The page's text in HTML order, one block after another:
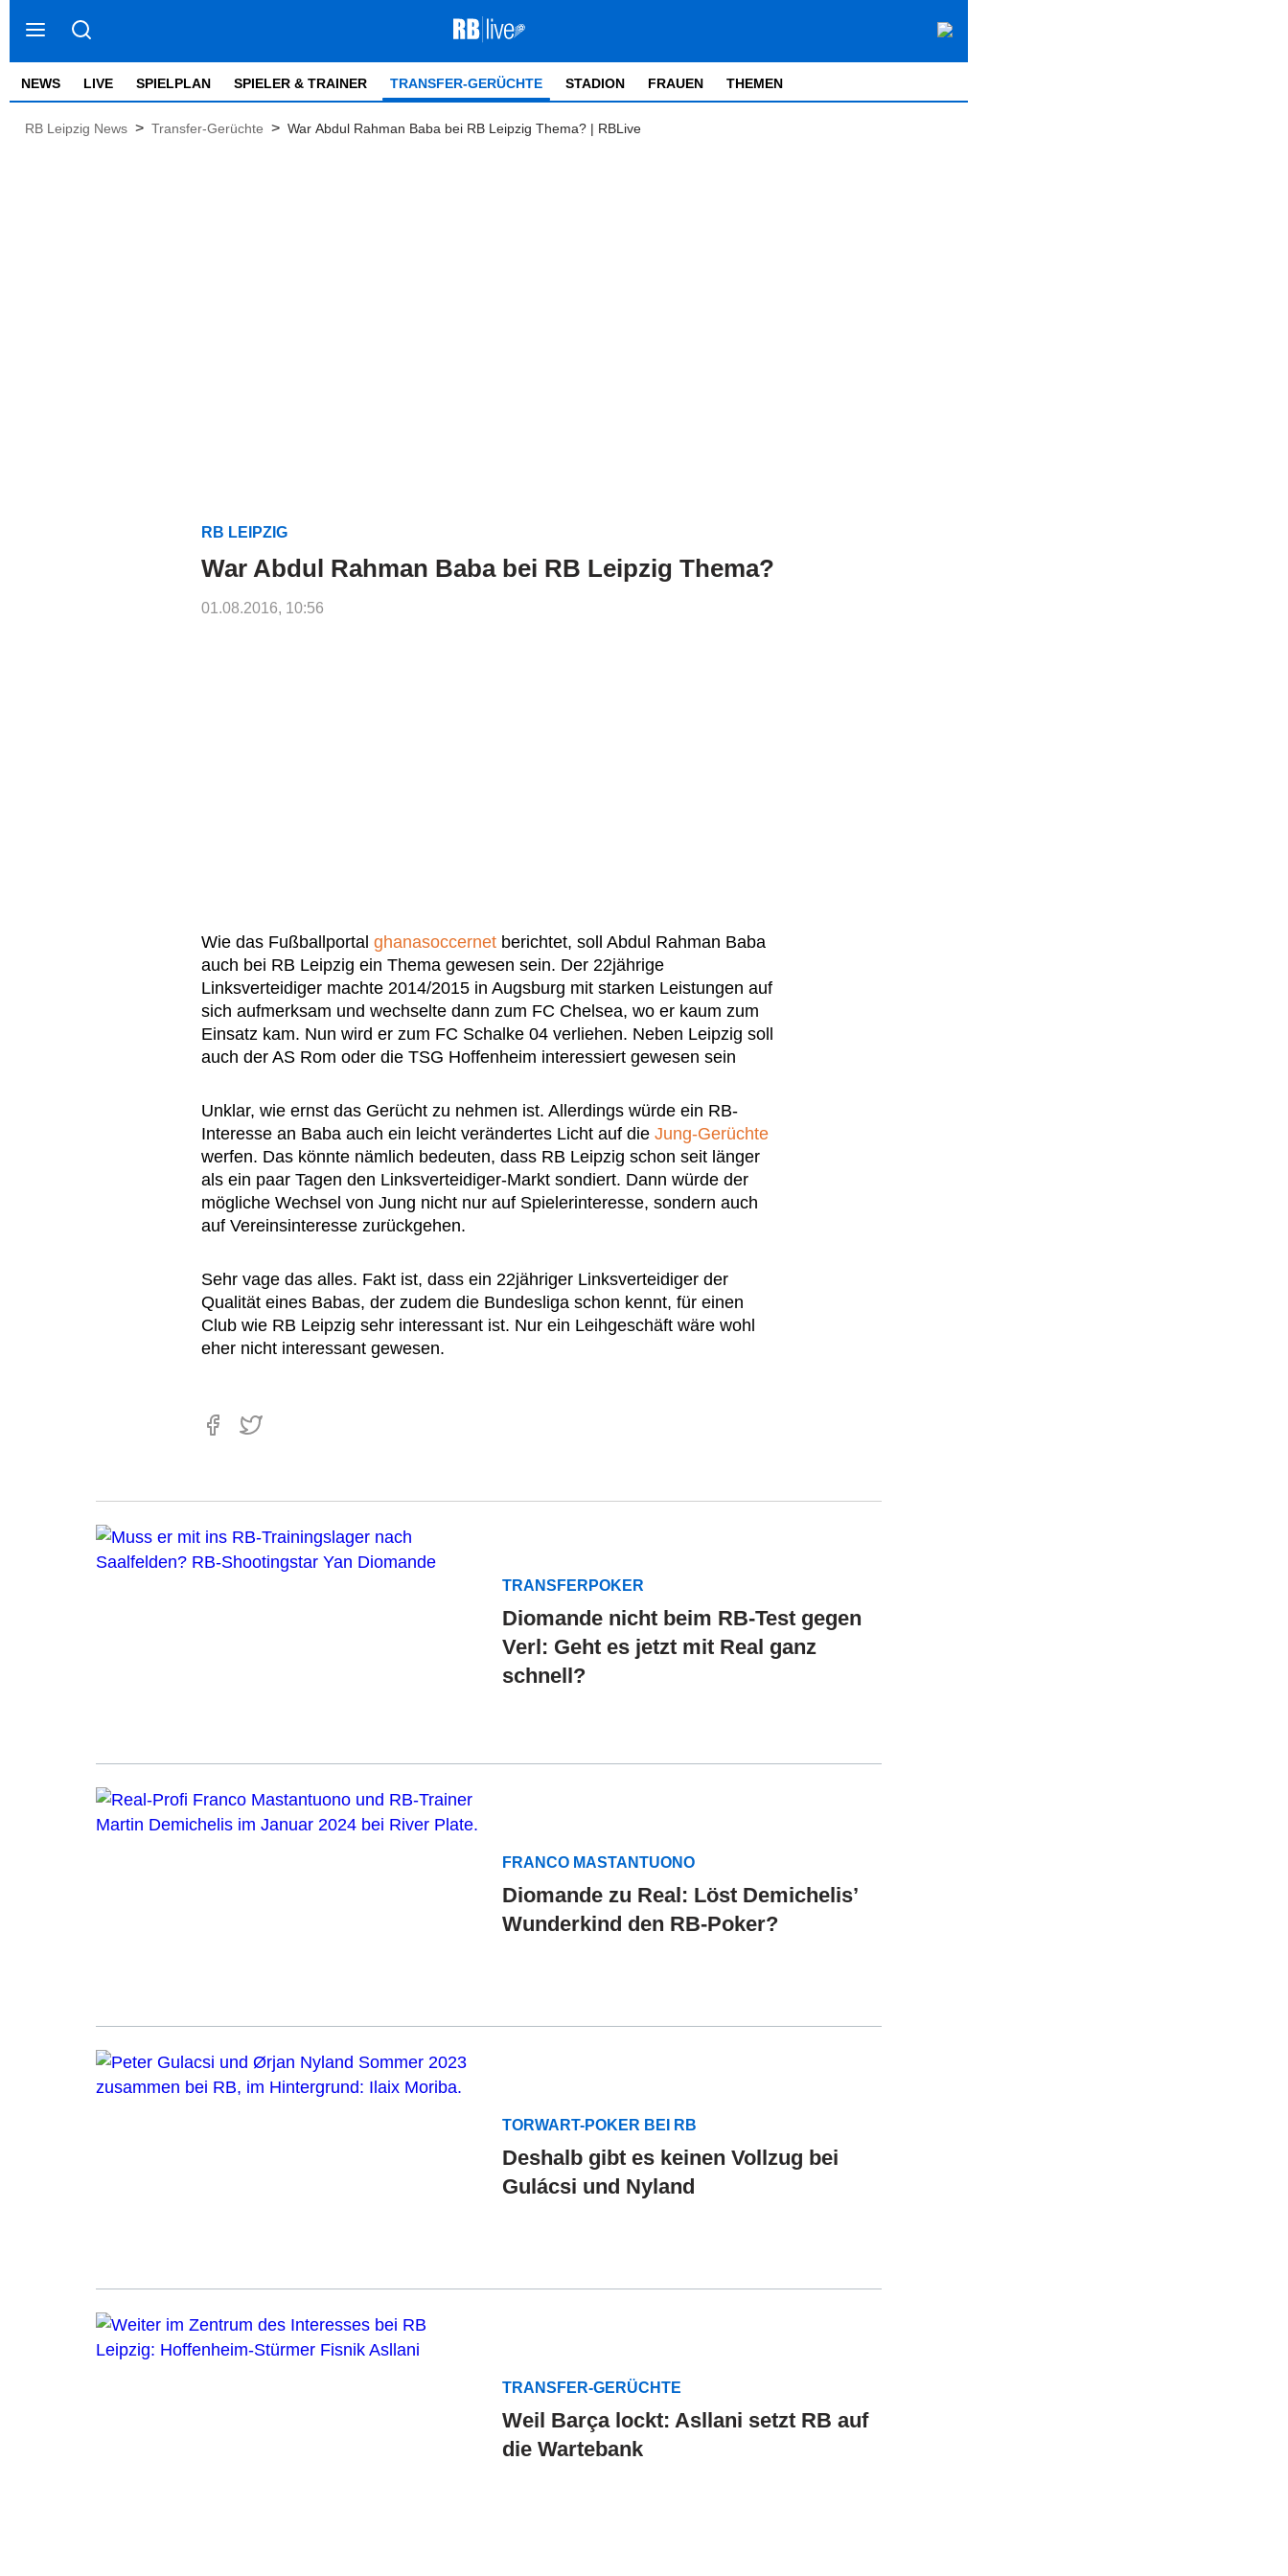
NEWS LIVE SPIELPLAN SPIELER & TRAINER TRANSFER-GERÜCHTE STADION FRAUEN THEMEN
RB Leipzig News > Transfer-Gerüchte > War Abdul Rahman Baba bei RB Leipzig Thema? | RBLive
RB LEIPZIG
War Abdul Rahman Baba bei RB Leipzig Thema?
01.08.2016, 10:56
Wie das Fußballportal ghanasoccernet berichtet, soll Abdul Rahman Baba
auch bei RB Leipzig ein Thema gewesen sein. Der 22jährige
Linksverteidiger machte 2014/2015 in Augsburg mit starken Leistungen auf
sich aufmerksam und wechselte dann zum FC Chelsea, wo er kaum zum
Einsatz kam. Nun wird er zum FC Schalke 04 verliehen. Neben Leipzig soll
auch der AS Rom oder die TSG Hoffenheim interessiert gewesen sein
Unklar, wie ernst das Gerücht zu nehmen ist. Allerdings würde ein RB-
Interesse an Baba auch ein leicht verändertes Licht auf die Jung-Gerüchte
werfen. Das könnte nämlich bedeuten, dass RB Leipzig schon seit länger
als ein paar Tagen den Linksverteidiger-Markt sondiert. Dann würde der
mögliche Wechsel von Jung nicht nur auf Spielerinteresse, sondern auch
auf Vereinsinteresse zurückgehen.
Sehr vage das alles. Fakt ist, dass ein 22jähriger Linksverteidiger der
Qualität eines Babas, der zudem die Bundesliga schon kennt, für einen
Club wie RB Leipzig sehr interessant ist. Nur ein Leihgeschäft wäre wohl
eher nicht interessant gewesen.
TRANSFERPOKER
Diomande nicht beim RB-Test gegen
Verl: Geht es jetzt mit Real ganz
schnell?
FRANCO MASTANTUONO
Diomande zu Real: Löst Demichelis’
Wunderkind den RB-Poker?
TORWART-POKER BEI RB
Deshalb gibt es keinen Vollzug bei
Gulácsi und Nyland
TRANSFER-GERÜCHTE
Weil Barça lockt: Asllani setzt RB auf
die Wartebank